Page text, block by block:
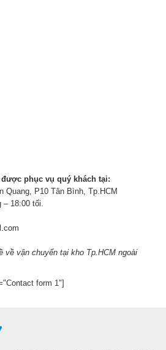
phục vụ quý khách tại:
Quang, P10 Tân Bình, Tp.HCM
– 18:00 tối.
về vận chuyển tại kho Tp.HCM ngoài
form 1"]